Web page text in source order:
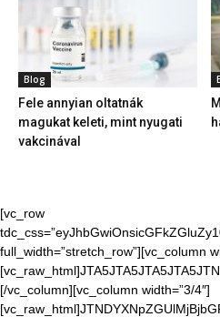
Blog
Fele annyian oltatnák
magukat keleti, mint nyugati
vakcinával
[vc_row
full_width=”stretch_row”][vc_column
[/vc_column][vc_column width=”3/4″]